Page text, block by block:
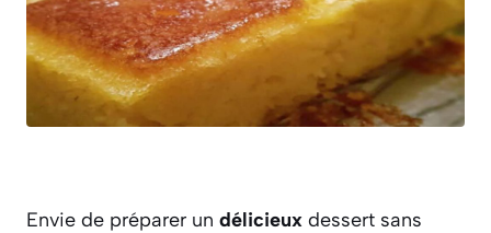
Envie de préparer un délicieux dessert sans